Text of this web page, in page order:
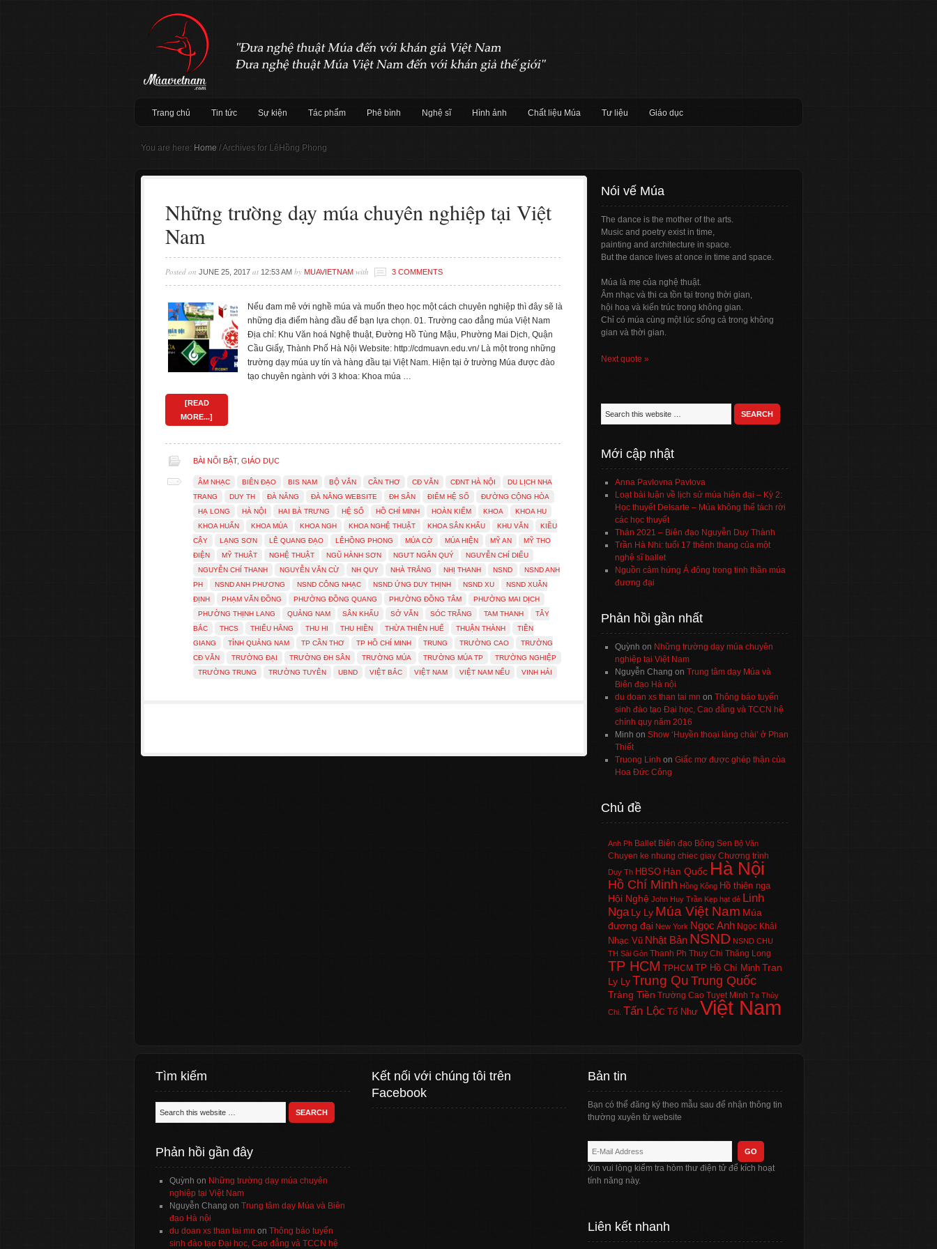
Trang chủ Tin tức Sự kiện Tác phẩm Phê bình Nghệ sĩ Hình ảnh Chất liệu Múa Tư liệu Giáo dục
You are here: Home /Archives for LêHồng Phong
Những trường dạy múa chuyên nghiệp tại Việt
Nam
Posted on JUNE 25, 2017 at 12:53 AM by MUAVIETNAM with 3 COMMENTS
Nếu đam mê với nghề múa và muốn theo học một cách chuyên nghiệp thì đây sẽ là
những địa điểm hàng đầu để bạn lựa chọn. 01. Trường cao đẳng múa Việt Nam
Địa chỉ: Khu Văn hoá Nghệ thuật, Đường Hồ Tùng Mậu, Phường Mai Dịch, Quận
Cầu Giấy, Thành Phố Hà Nội Website: http://cdmuavn.edu.vn/ Là một trong những
trường dạy múa uy tín và hàng đầu tại Việt Nam. Hiện tại ở trường Múa được đào
tạo chuyên ngành với 3 khoa: Khoa múa …
[READ
MORE...]
BÀI NỔI BẬT, GIÁO DỤC
ÂM NHẠC BIÊN ĐẠO BIS NAM BỘ VĂN CẦN THƠ CĐ VĂN CĐNT HÀ NỘI
DU LỊCH NHA
TRANG
DUY TH ĐÀ NẴNG ĐÀ NẴNG WEBSITE ĐH SÂN ĐIỂM HỆ SỐ
ĐƯỜNG CỘNG HÒA
HẠ LONG
HÀ NỘI HAI BÀ TRƯNG HỆ SỐ HỒ CHÍ MINH HOÀN KIẾM KHOA
KHOA HU
KHOA HUẤN
KHOA MÚA KHOA NGH KHOA NGHỆ THUẬT KHOA SÂN KHẤU KHU VĂN
KIỀU
CẬY
LẠNG SƠN LÊ QUANG ĐẠO LÊHỒNG PHONG MÚA CỜ MÚA HIỆN MỸ AN
MỸ THO
ĐIỆN
MỸ THUẬT NGHỆ THUẬT NGŨ HÀNH SƠN NGƯT NGÂN QUÝ
NGUYỄN CHÍ DIỂU
NGUYỄN CHÍ THANH
NGUYỄN VĂN CỪ NH QUY NHÀ TRẮNG NHỊ THANH NSND
NSND ANH
PH
NSND ANH PHƯƠNG NSND CÔNG NHẠC NSND ỨNG DUY THỊNH NSND XU
NSND XUÂN
ĐỊNH
PHẠM VĂN ĐỒNG PHƯỜNG ĐỒNG QUANG PHƯỜNG ĐỒNG TÂM
PHƯỜNG MAI DỊCH
PHƯỜNG THỊNH LANG
QUẢNG NAM SÂN KHẤU SỞ VĂN SÓC TRĂNG TAM THANH
TÂY
BẮC
THCS THIẾU HẰNG THU HI THU HIỀN THỪA THIÊN HUẾ THUẬN THÀNH
TIỀN
GIANG
TỈNH QUẢNG NAM TP CẦN THƠ TP HỒ CHÍ MINH TRUNG TRƯỜNG CAO
TRƯỜNG
CĐ VĂN
TRƯỜNG ĐẠI TRƯỜNG ĐH SÂN TRƯỜNG MÚA TRƯỜNG MÚA TP
TRƯỜNG NGHIỆP
TRƯỜNG TRUNG
TRƯỜNG TUYÊN UBND VIỆT BẮC VIỆT NAM VIỆT NAM NẾU VINH HẢI
Nói vế Múa
The dance is the mother of the arts.
Music and poetry exist in time,
painting and architecture in space.
But the dance lives at once in time and space.
Múa là mẹ của nghệ thuật.
Âm nhạc và thi ca tồn tại trong thời gian,
hội hoạ và kiến trúc trong không gian.
Chỉ có múa cùng một lúc sống cả trong không
gian và thời gian.
Next quote »
Mới cập nhật
Anna Pavlovna Pavlova
Loạt bài luận về lịch sử múa hiện đại – Kỳ 2:
Học thuyết Delsarte – Múa không thể tách rời
các học thuyết
Thán 2021 – Biên đạo Nguyễn Duy Thành
Trần Hà Nhi: tuổi 17 thênh thang của một
nghệ sĩ ballet
Nguồn cảm hứng Á đông trong tinh thần múa
đương đại
Phản hồi gần nhất
Quỳnh on Những trường dạy múa chuyên
nghiệp tại Việt Nam
Nguyễn Chang on Trung tâm dạy Múa và
Biên đạo Hà nội
du doan xs than tai mn on Thông báo tuyển
sinh đào tạo Đại học, Cao đẳng và TCCN hệ
chính quy năm 2016
Minh on Show ‘Huyền thoại làng chài’ ở Phan
Thiết
Truong Linh on Giấc mơ được ghép thận của
Hoa Đức Công
Chủ đề
Anh Ph Ballet Biên đạo Bông Sen Bộ Văn
Chuyen ke nhung chiec giay Chương trình
Duy Th HBSO Hàn Quốc Hà Nội
Hồ Chí Minh Hồng Kông Hồ thiên nga
Hội Nghệ John Huy Trần Kẹp hạt dẻ Linh
Nga Ly Ly Múa Việt Nam Múa
đương đại New York Ngọc Anh Ngọc Khải
Nhạc Vũ Nhật Bản NSND NSND CHU
TH Sài Gòn Thanh Ph Thuy Chi Thăng Long
TP HCM TPHCM TP Hồ Chí Minh Tran
Ly LyTrung Qu Trung Quốc
Tràng Tiền Trường Cao Tuyet Minh Tạ Thùy
Chi. Tấn Lộc Tố Như Việt Nam
Tìm kiếm
Phản hồi gần đây
Quỳnh on Những trường dạy múa chuyên
nghiệp tại Việt Nam
Nguyễn Chang on Trung tâm dạy Múa và Biên
đạo Hà nội
du doan xs than tai mn on Thông báo tuyển
sinh đào tạo Đại học, Cao đẳng và TCCN hệ
Kết nối với chúng tôi trên
Facebook
Bản tin
Bạn có thể đăng ký theo mẫu sau để nhận thông tin
thường xuyên từ website
Xin vui lòng kiểm tra hòm thư điện tử để kích hoạt
tính năng này.
Liên kết nhanh